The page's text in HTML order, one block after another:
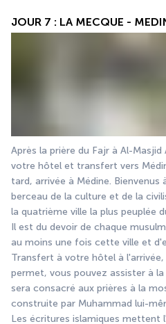
JOUR 7 : LA MECQUE -
Après la prière du Fajr à Al-
votre hôtel et transfert vers
tard, arrivée à Médine. Bienvenus
berceau de la culture et de la
la quatrième ville la plus peuplée
Il est du devoir de chaque
au moins une fois cette ville et
Transfert à votre hôtel à
permet, vous pouvez assister à la
sera consacré aux prières à la
construite par Muhammad lui-
Les écritures islamiques mettent